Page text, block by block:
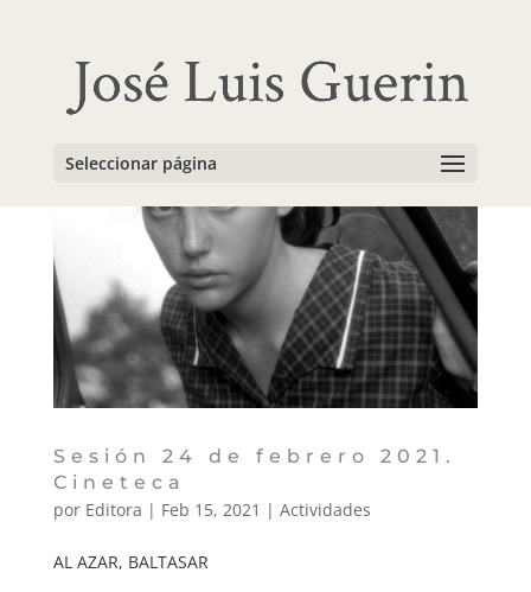
Seleccionar página
Sesión 24 de febrero 2021.
Cineteca
por Editora | Feb 15, 2021 | Actividades
AL AZAR, BALTASAR